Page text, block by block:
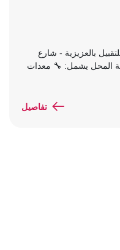
بالعزيزية - شارع
المحل يشمل: 🔧 معدات
تفاصيل